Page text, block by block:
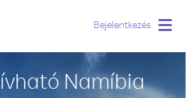
Bejelentkezés
Namíbia